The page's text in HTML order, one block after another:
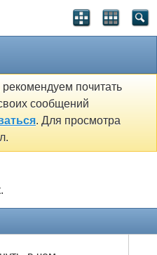
почитать
сообщений
. Для просмотра
Crawlability, Inc.